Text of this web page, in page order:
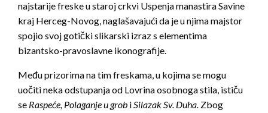
najstarije freske u staroj crkvi Uspenja manastira Savine
kraj Herceg-Novog, naglašavajući da je u njima majstor
spojio svoj gotički slikarski izraz s elementima
bizantsko-pravoslavne ikonografije.
Među prizorima na tim freskama, u kojima se mogu
uočiti neka odstupanja od Lovrina osobnoga stila, ističu
se Raspeće, Polaganje u grob iSilazak Sv. Duha. Zbog